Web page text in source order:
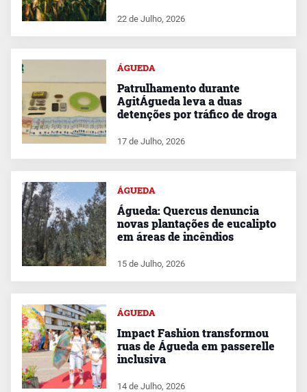
22 de Julho, 2026
ÁGUEDA
Patrulhamento durante
AgitÁgueda leva a duas
detenções por tráfico de droga
17 de Julho, 2026
ÁGUEDA
Águeda: Quercus denuncia
novas plantações de eucalipto
em áreas de incêndios
15 de Julho, 2026
ÁGUEDA
Impact Fashion transformou
ruas de Águeda em passerelle
inclusiva
14 de Julho, 2026